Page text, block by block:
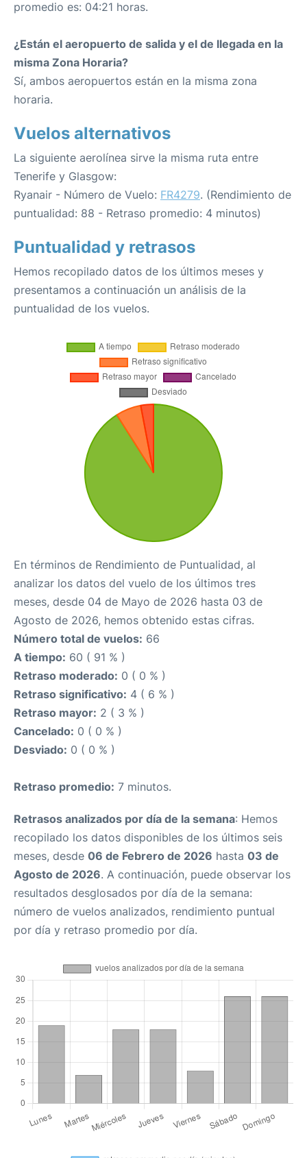
promedio es: 04:21 horas.
¿Están el aeropuerto de salida y el de llegada en la
misma Zona Horaria?
Sí, ambos aeropuertos están en la misma zona
horaria.
Vuelos alternativos
La siguiente aerolínea sirve la misma ruta entre
Tenerife y Glasgow:
Ryanair - Número de Vuelo: FR4279. (Rendimiento de
puntualidad: 88 - Retraso promedio: 4 minutos)
Puntualidad y retrasos
Hemos recopilado datos de los últimos meses y
presentamos a continuación un análisis de la
puntualidad de los vuelos.
En términos de Rendimiento de Puntualidad, al
analizar los datos del vuelo de los últimos tres
meses, desde 04 de Mayo de 2026 hasta 03 de
Agosto de 2026, hemos obtenido estas cifras.
Número total de vuelos: 66
A tiempo: 60 ( 91 % )
Retraso moderado: 0 ( 0 % )
Retraso significativo: 4 ( 6 % )
Retraso mayor: 2 ( 3 % )
Cancelado: 0 ( 0 % )
Desviado: 0 ( 0 % )
Retraso promedio: 7 minutos.
Retrasos analizados por día de la semana: Hemos
recopilado los datos disponibles de los últimos seis
meses, desde 06 de Febrero de 2026 hasta 03 de
Agosto de 2026. A continuación, puede observar los
resultados desglosados por día de la semana:
número de vuelos analizados, rendimiento puntual
por día y retraso promedio por día.